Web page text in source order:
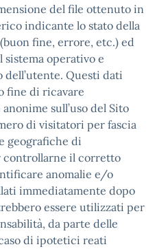
del file ottenuto in
indicante lo stato della
fine, errore, etc.) ed
operativo e
dell’utente. Questi dati
fine di ricavare
sull’uso del Sito
di visitatori per fascia
geografiche di
controllarne il corretto
anomalie e/o
immediatamente dopo
essere utilizzati per
da parte delle
di ipotetici reati